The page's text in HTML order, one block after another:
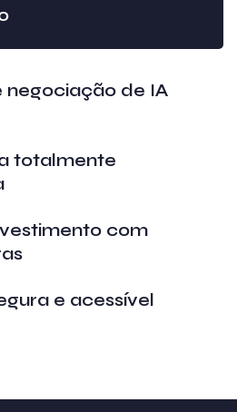
negociação de IA
totalmente
com
e acessível